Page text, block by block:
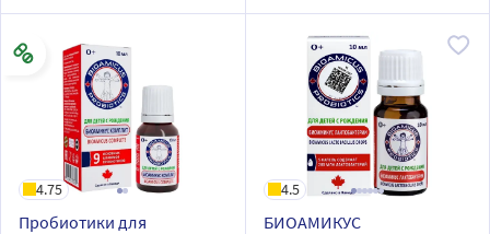
4.75
Пробиотики для
4.5
БИОАМИКУС